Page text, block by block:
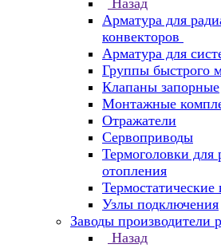
Назад
Арматура для
конвекторов
Арматура для
Группы быстрого
Клапаны запорные
Монтажные
Отражатели
Сервоприводы
Термоголовки для
отопления
Узлы подключения
Заводы производители
Назад